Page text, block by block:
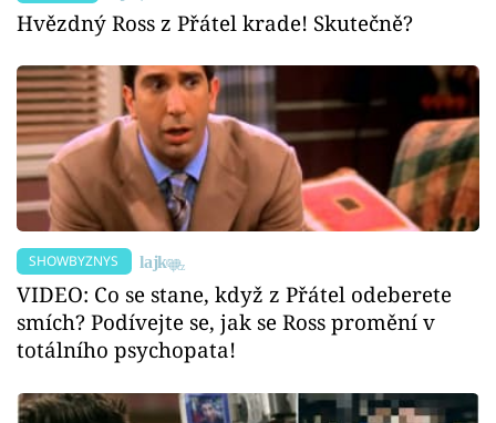
Hvězdný Ross z Přátel krade! Skutečně?
SHOWBYZNYS
VIDEO: Co se stane, když z Přátel odeberete
smích? Podívejte se, jak se Ross promění v
totálního psychopata!